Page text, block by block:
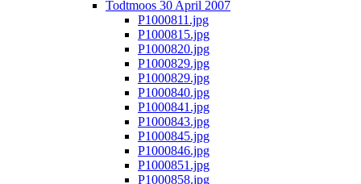
Todtmoos 30 April 2007
P1000811.jpg
P1000815.jpg
P1000820.jpg
P1000829.jpg
P1000829.jpg
P1000840.jpg
P1000841.jpg
P1000843.jpg
P1000845.jpg
P1000846.jpg
P1000851.jpg
P1000858.jpg